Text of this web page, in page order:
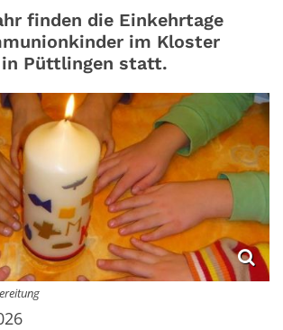
finden die Einkehrtage
im Kloster
in Püttlingen statt.